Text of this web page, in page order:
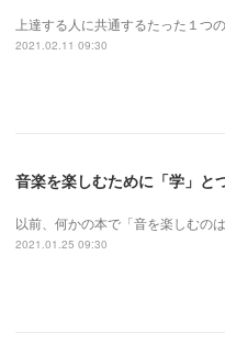
上達する人に共通するたった１つ
2021.02.11 09:30
音楽を楽しむために「学」と
以前、何かの本で「音を楽しむの
2021.01.25 09:30